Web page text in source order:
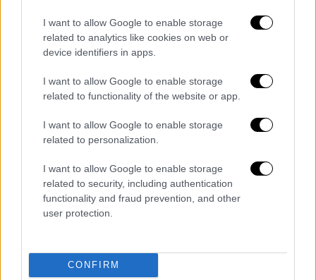
I want to allow Google to enable storage
related to analytics like cookies on web or
device identifiers in apps.
I want to allow Google to enable storage
related to functionality of the website or app.
I want to allow Google to enable storage
related to personalization.
I want to allow Google to enable storage
related to security, including authentication
functionality and fraud prevention, and other
user protection.
CONFIRM
ΕΘΝΟΣ θα παρεμβαίνει και τα προσβλητικά σχόλια θα
διαγράφονται